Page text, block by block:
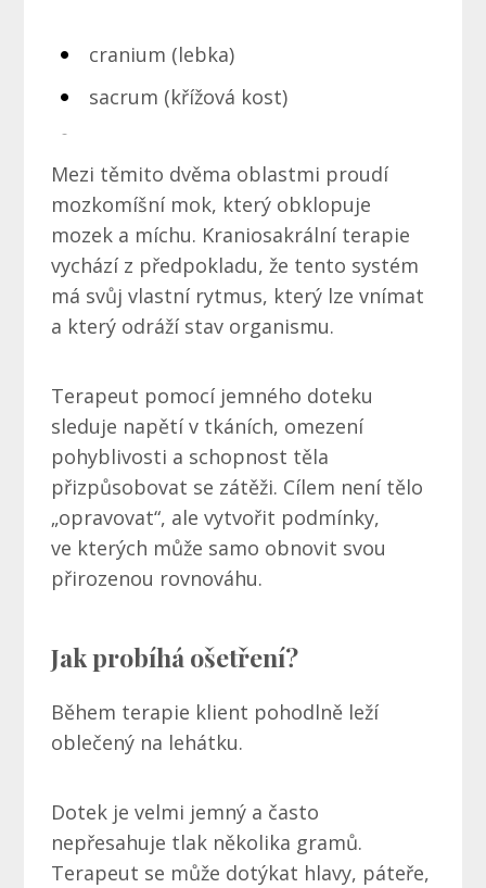
cranium (lebka)
sacrum (křížová kost)
Mezi těmito dvěma oblastmi proudí
mozkomíšní mok, který obklopuje
mozek a míchu. Kraniosakrální terapie
vychází z předpokladu, že tento systém
má svůj vlastní rytmus, který lze vnímat
a který odráží stav organismu.
Terapeut pomocí jemného doteku
sleduje napětí v tkáních, omezení
pohyblivosti a schopnost těla
přizpůsobovat se zátěži. Cílem není tělo
„opravovat“, ale vytvořit podmínky,
ve kterých může samo obnovit svou
přirozenou rovnováhu.
Jak probíhá ošetření?
Během terapie klient pohodlně leží
oblečený na lehátku.
Dotek je velmi jemný a často
nepřesahuje tlak několika gramů.
Terapeut se může dotýkat hlavy, páteře,